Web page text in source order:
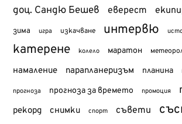
доц. Сандю Бешев еверест
зима игра изкачване интервю
катерене колело маратон
намаление парапланеризъм планина
прогноза прогноза за времето промоция
рекорд снимки спорт съвети